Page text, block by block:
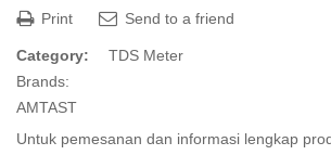
Print Send to a friend
Category:
TDS Meter
Brands:
AMTAST
Untuk pemesanan dan informasi lengkap